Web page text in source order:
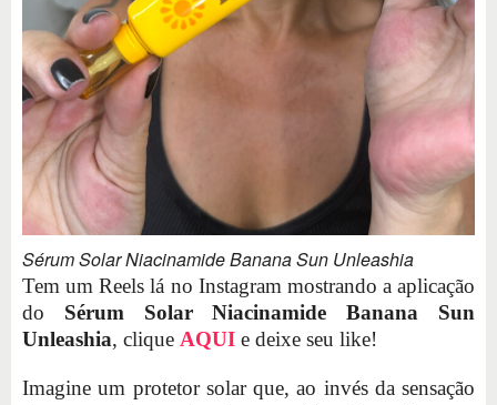
Sérum Solar Niacinamide Banana Sun Unleashia
Tem um Reels lá no Instagram mostrando a aplicação
do Sérum Solar Niacinamide Banana Sun
Unleashia, clique AQUI e deixe seu like!
Imagine um protetor solar que, ao invés da sensação